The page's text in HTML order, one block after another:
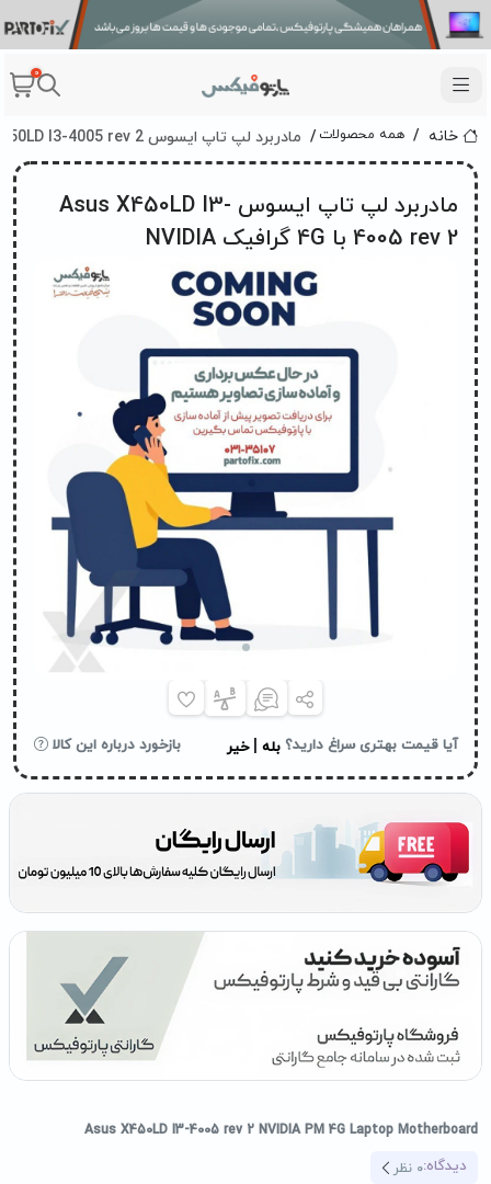
0
خانه همه محصولات مادربرد لپ تاپ ایسوس Asus X450LD I3-4005 rev 2 با 4G گرافیک NVIDIA
Asus X450LD I3-4005 rev 2 NVIDIA PM 4G Laptop Motherboard
دیدگاه:0 نظر
مادربرد لپ تاپ ایسوس Asus X450LD I3-
4005 rev 2 با 4G گرافیک NVIDIA
آیا قیمت بهتری سراغ دارید؟ بله خیر بازخورد درباره این کالا